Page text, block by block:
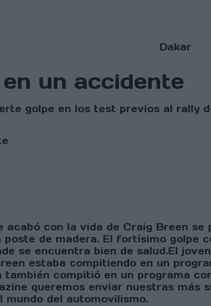
Dakar
un accidente
golpe en los test previos al rally
con la vida de Craig Breen se
de madera. El fortísimo golpe
se encuentra bien de salud.El
estaba compitiendo en un
compitió en un programa
queremos enviar nuestras más
mundo del automovilismo.